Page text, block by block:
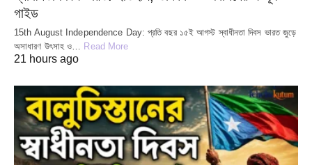
গাইড
15th August Independence Day: প্রতি বছর ১৫ই আগস্ট স্বাধীনতা দিবস ভারত জুড়ে
অসাধারণ উৎসাহ ও… Read More
21 hours ago